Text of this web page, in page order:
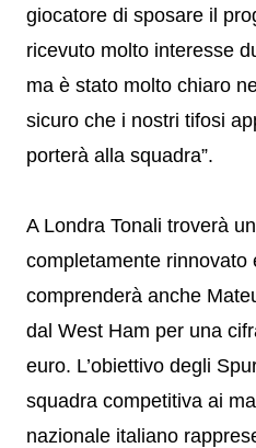
giocatore di sposare il
ricevuto molto interesse
ma è stato molto chiaro
sicuro che i nostri tifosi
porterà alla squadra”.
A Londra Tonali troverà
completamente rinnovato
comprenderà anche
dal West Ham per una
euro. L’obiettivo degli
squadra competitiva ai
nazionale italiano